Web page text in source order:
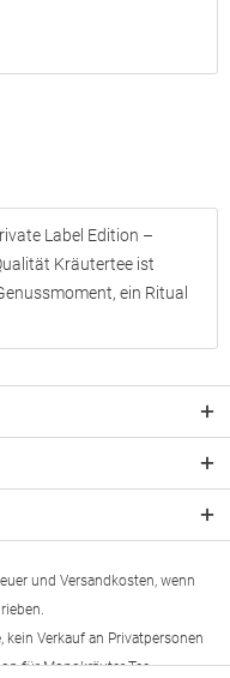
Label Edition –
Kräutertee ist
ein Ritual
und Versandkosten, wenn
Verkauf an Privatpersonen
für Monokräuter Tee.